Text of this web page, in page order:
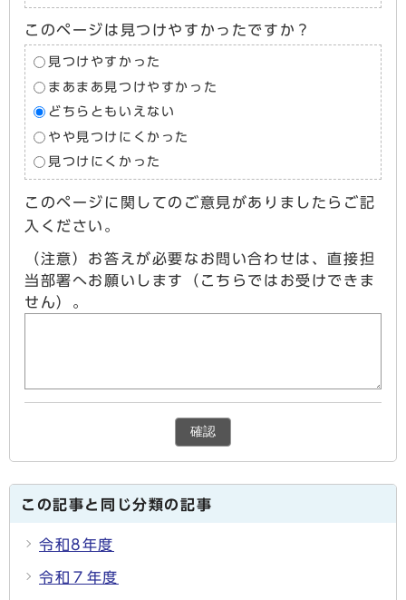
このページは見つけやすかったですか？
見つけやすかった
まあまあ見つけやすかった
どちらともいえない
やや見つけにくかった
見つけにくかった
このページに関してのご意見がありましたらご記
入ください。
（注意）お答えが必要なお問い合わせは、直接担
当部署へお願いします（こちらではお受けできま
せん）。
確認
この記事と同じ分類の記事
令和8年度
令和７年度